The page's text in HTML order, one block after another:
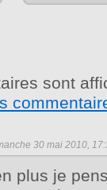
sont
30 mai 2010,
plus je